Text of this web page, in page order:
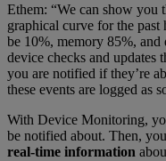
Ethem: “We can show you
graphical curve for the
be 10%, memory 85%, and
device checks and updates
you are notified if they’re
these events are logged as
With Device Monitoring,
be notified about. Then,
real-time information